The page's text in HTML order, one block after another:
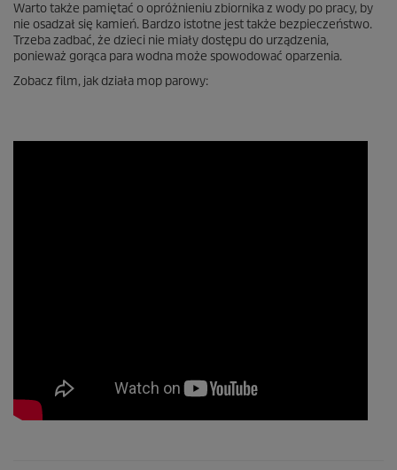
Warto także pamiętać o opróżnieniu zbiornika z wody po pracy, by
nie osadzał się kamień. Bardzo istotne jest także bezpieczeństwo.
Trzeba zadbać, że dzieci nie miały dostępu do urządzenia,
ponieważ gorąca para wodna może spowodować oparzenia.
Zobacz film, jak działa mop parowy: